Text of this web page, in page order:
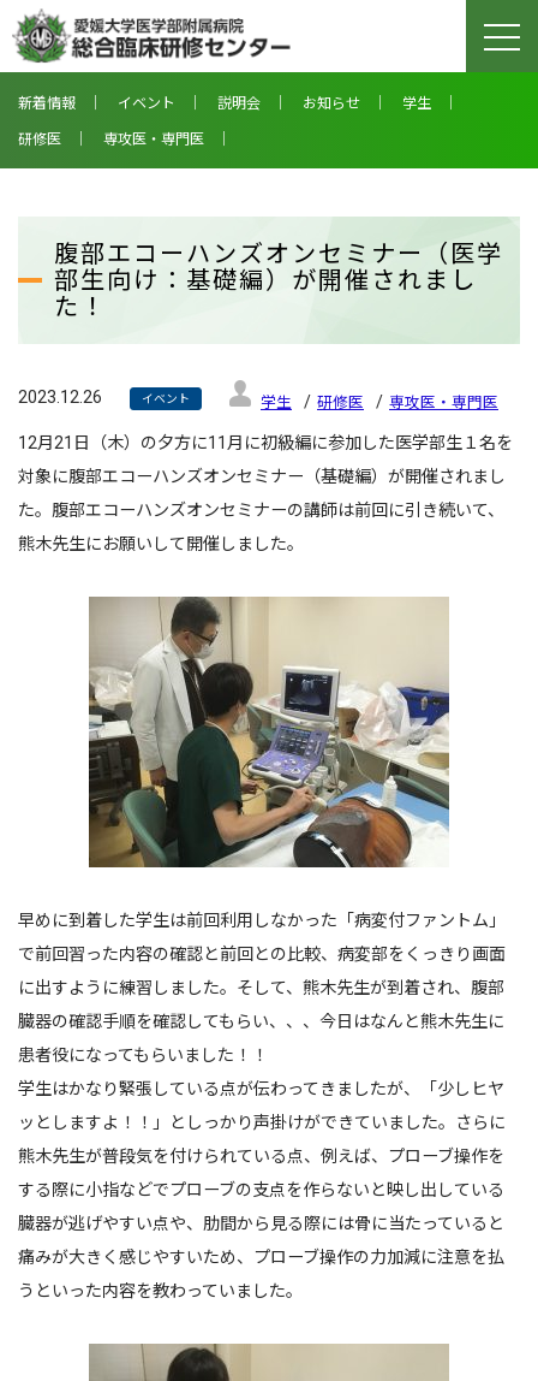
新着情報 イベント 説明会 お知らせ 学生
研修医 専攻医・専門医
腹部エコーハンズオンセミナー（医学
部生向け：基礎編）が開催されまし
た！
2023.12.26 イベント 学生 研修医 専攻医・専門医
12月21日（木）の夕方に11月に初級編に参加した医学部生１名を
対象に腹部エコーハンズオンセミナー（基礎編）が開催されまし
た。腹部エコーハンズオンセミナーの講師は前回に引き続いて、
熊木先生にお願いして開催しました。
早めに到着した学生は前回利用しなかった「病変付ファントム」
で前回習った内容の確認と前回との比較、病変部をくっきり画面
に出すように練習しました。そして、熊木先生が到着され、腹部
臓器の確認手順を確認してもらい、、、今日はなんと熊木先生に
患者役になってもらいました！！
学生はかなり緊張している点が伝わってきましたが、「少しヒヤ
ッとしますよ！！」としっかり声掛けができていました。さらに
熊木先生が普段気を付けられている点、例えば、プローブ操作を
する際に小指などでプローブの支点を作らないと映し出している
臓器が逃げやすい点や、肋間から見る際には骨に当たっていると
痛みが大きく感じやすいため、プローブ操作の力加減に注意を払
うといった内容を教わっていました。